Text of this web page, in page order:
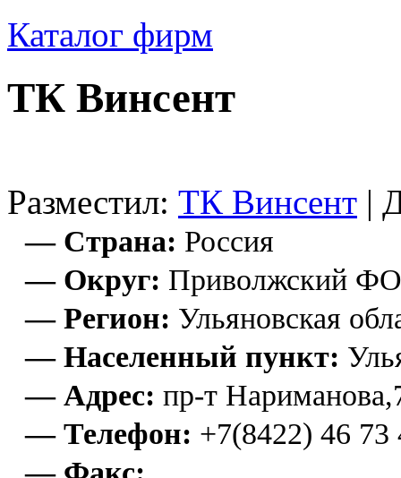
Каталог фирм
ТК Винсент
Разместил: ТК Винсент |
— Страна: Россия
— Округ: Приволжский ФО
— Регион: Ульяновская
— Населенный пункт:
— Адрес: пр-т
— Телефон: +7(8422) 46 73